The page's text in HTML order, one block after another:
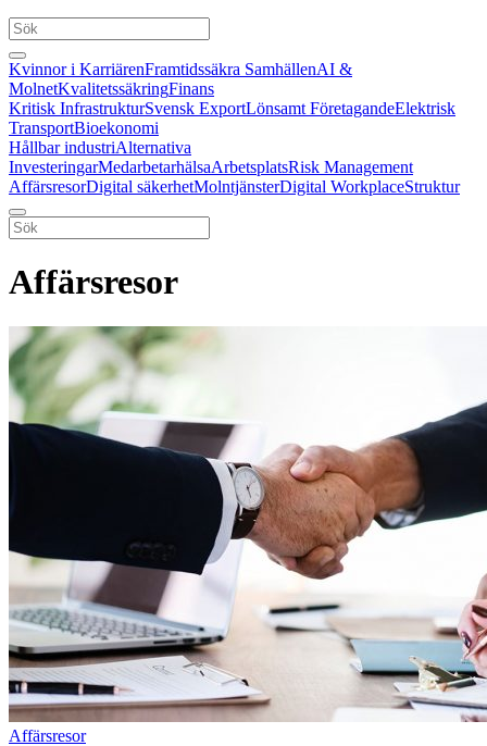
Kvinnor i KarriärenFramtidssäkra SamhällenAI &
MolnetKvalitetssäkringFinans
Kritisk InfrastrukturSvensk ExportLönsamt FöretagandeElektrisk
TransportBioekonomi
Hållbar industriAlternativa
InvesteringarMedarbetarhälsaArbetsplatsRisk Management
AffärsresorDigital säkerhetMolntjänsterDigital WorkplaceStruktur
Affärsresor
Affärsresor